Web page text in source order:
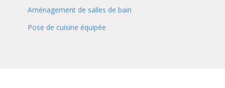
Aménagement de salles de bain
Pose de cuisine équipée